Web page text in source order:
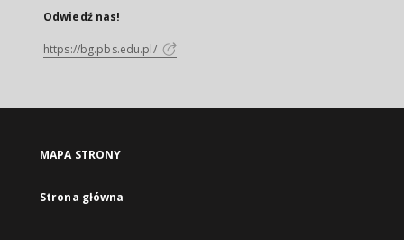
Odwiedź nas!
https://bg.pbs.edu.pl/
MAPA STRONY
Strona główna